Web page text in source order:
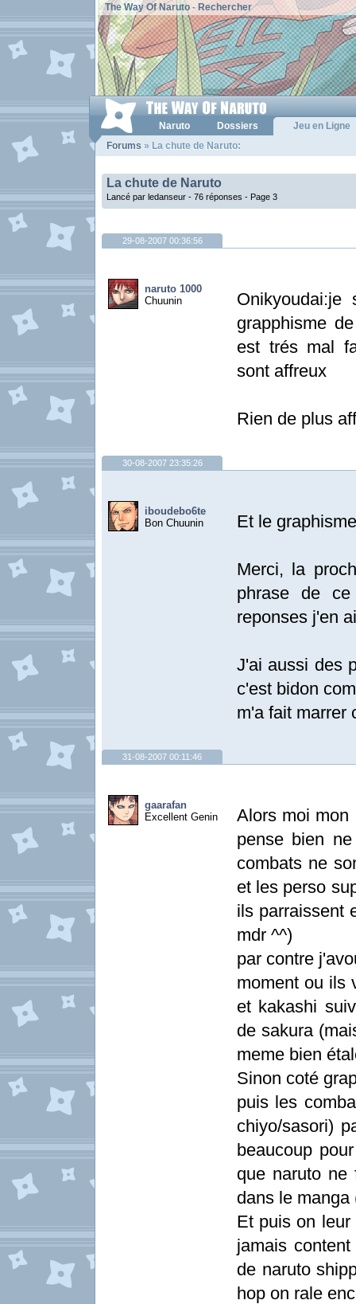
The Way Of Naruto- Rechercher
Naruto Dossiers
Jeu en Ligne
Forums » La chute de Naruto:
La chute de Naruto
Lancé par ledanseur - 76 réponses - Page 3
29-08-2007 00:36:56
naruto 1000
Chuunin
grapphisme
est trés mal
sont affreux
Rien de plus
30-08-2007 23:35:26
iboudebo6te
Bon Chuunin
Et le
Merci, la
phrase de
reponses j'en
J'ai aussi des
c'est bidon
m'a fait marrer
31-08-2007 00:11:46
gaarafan
Excellent Genin
Alors moi
pense bien
combats ne
et les perso
ils parraissent
mdr ^^)
par contre
moment ou ils
et kakashi
de sakura
meme bien
Sinon coté
puis les
chiyo/sasori)
beaucoup
que naruto
dans le manga
Et puis on
jamais
de naruto
hop on rale